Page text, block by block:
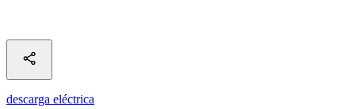
descarga eléctrica